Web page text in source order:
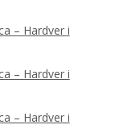
– Hardver i
– Hardver i
– Hardver i